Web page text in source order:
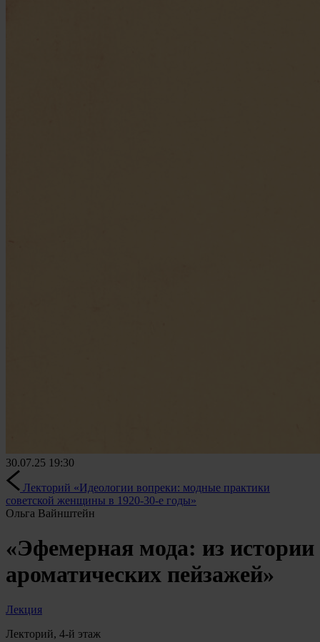
30.07.25 19:30
Лекторий «Идеологии вопреки: модные практики
советской женщины в 1920-30-е годы»
Ольга Вайнштейн
«Эфемерная мода: из истории
ароматических пейзажей»
Лекция
Лекторий, 4-й этаж